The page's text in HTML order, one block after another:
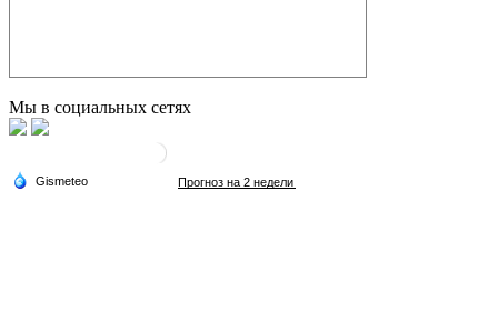
Мы в социальных сетях